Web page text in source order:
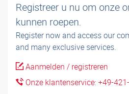
Registreer u nu om onze
kunnen roepen.
Register now and access our
and many exclusive services.
Aanmelden / registreren
Onze klantenservice: +49-